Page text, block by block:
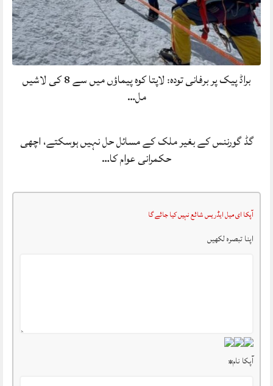
براڈ پیک پر برفانی تودہ: لاپتا کوہ پیماؤں میں سے 8 کی لاشیں
مل…
گڈ گورننس کے بغیر ملک کے مسائل حل نہیں ہوسکتے، اچھی
حکمرانی عوام کا…
آپکا ای میل ایڈریس شائع نہیں کیا جائے گا
اپنا تبصرہ لکھیں
آپکا نام*